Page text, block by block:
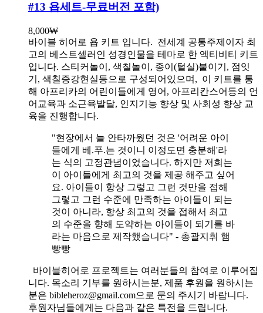
#13 욥세트-무료버전 포함)
8,000₩
바이블 히어로 욥 키트 입니다. 전세계 공통주제이자 최
고의 베스트셀러인 성경인물을 테마로 한 엑티비티 키트
입니다. 스티커놀이, 색칠놀이, 종이(털실)붙이기, 점잇
기, 색칠증강현실등으로 구성되어있으며, 이 키트를 통
해 아프리카의 어린이들에게 영어, 아프리칸스어등의 언
어교육과 소근육발달, 인지기능 향상 및 사회성 향상 교
육을 진행합니다.
"현장에서 늘 안타까웠던 것은 '어려운 아이
들에게 베.푸.는 것이니 이정도면 충분해'라
는 식의 고정관념이었습니다. 하지만 저희는
이 아이들에게 최고의 것을 제공 해주고 싶어
요. 아이들이 항상 그렇고 그런 것만을 접해
그렇고 그런 수준에 만족하는 아이들이 되는
것이 아니라, 항상 최고의 것을 접해서 최고
의 수준을 향해 도약하는 아이들이 되기를 바
라는 마음으로 제작했습니다" - 총괄지휘 햄
빵빵
바이블히어로 프로젝트는 여러분들의 참여로 이루어집
니다. 목소리 기부를 원하시는분, 제품 후원을 원하시는
분은 bibleheroz@gmail.com으로 문의 주시기 바랍니다.
후원자님들에게는 다음과 같은 특전을 드립니다.